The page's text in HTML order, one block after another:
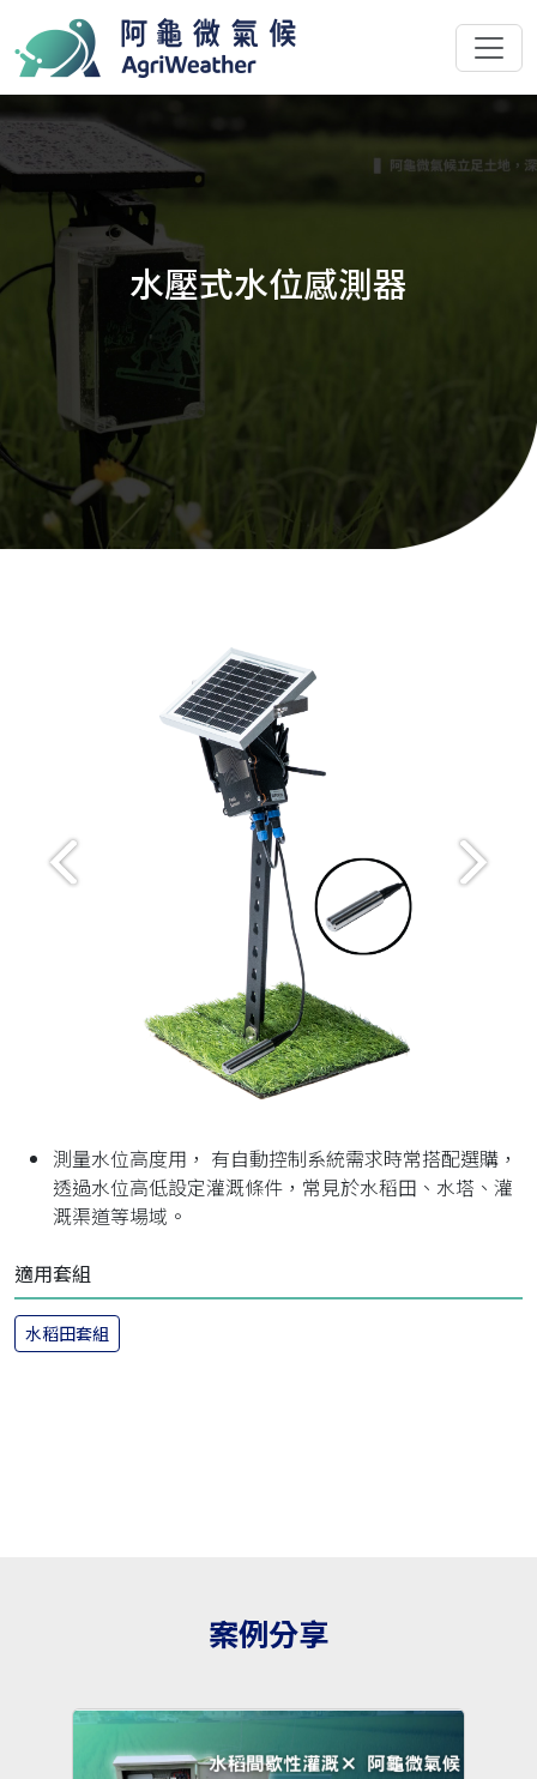
水壓式水位感測器
Previous Next
測量水位高度用， 有自動控制系統需求時常搭配選購，
透過水位高低設定灌溉條件，常見於水稻田、水塔、灌
溉渠道等場域。
適用套組
水稻田套組
案例分享